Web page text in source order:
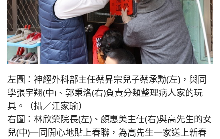
左圖：神經外科部主任蔡昇宗兒子蔡承勳(左)，與同
學張宇翔(中)、郭秉洛(右)負責分類整理病人家的玩
具。（攝／江家瑜）
右圖：林欣榮院長(左)、顏惠美主任(右)與高先生的女
兒(中)一同開心地貼上春聯，為高先生一家送上新春